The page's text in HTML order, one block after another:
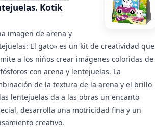
Kotik
imagen de arena y
El gato» es un kit de creatividad que
a los niños crear imágenes coloridas de
con arena y lentejuelas. La
de la textura de la arena y el brillo
lentejuelas da a las obras un encanto
desarrolla una motricidad fina y un
creativo.